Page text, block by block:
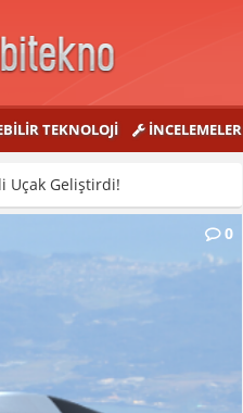
TEKNOLOJI İNCELEMELER
Uçak Geliştirdi!
0